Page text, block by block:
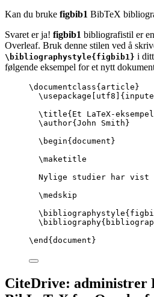
Kan du bruke figbib1 BibTeX
Svaret er ja! figbib1 bibliografistil er
Overleaf. Bruk denne stilen ved å
\bibliographystyle{figbib1} i
følgende eksempel for et nytt
\documentclass{ article }
\usepackage
utf8 ]{
\title{Et LaTeX-
\author{John Smith}
\begin{ document }
\maketitle
Nylige studier har vist
\medskip
\bibliographystyle
\bibliography
\end { document }
CiteDrive: administrer